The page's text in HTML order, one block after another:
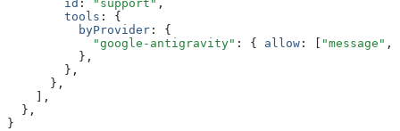
        id
: "support" ,
        tools
:
{
          byProvider
:
{
            "google-antigravity"
: { allow : "message" ,
          }
,
        }
,
      }
,
,
  }
,
}